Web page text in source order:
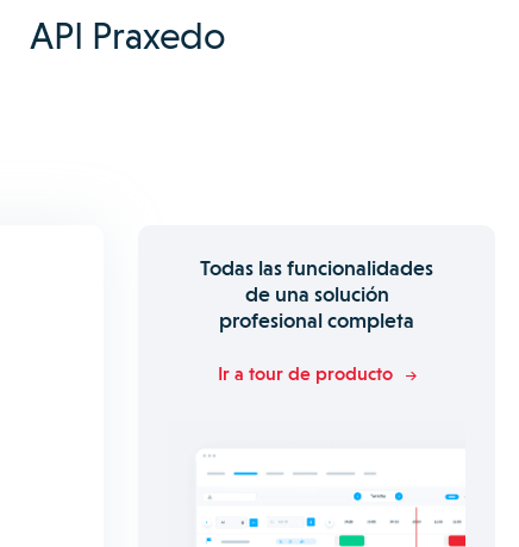
API Praxedo
Todas las funcionalidades
de una solución
profesional completa
Ir a tour de producto